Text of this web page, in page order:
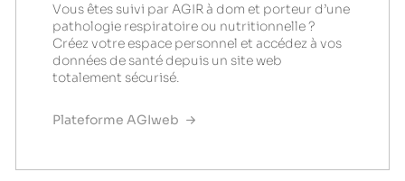
Vous êtes suivi par AGIR à dom et porteur d’une
pathologie respiratoire ou nutritionnelle ?
Créez votre espace personnel et accédez à vos
données de santé depuis un site web
totalement sécurisé.
Plateforme AGIweb